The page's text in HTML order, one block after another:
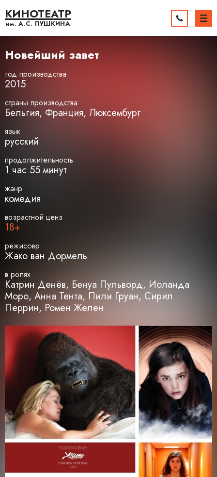
КИНОТЕАТР
им. А.С. ПУШКИНА
Новейший завет
год производства
2015
страны производства
Бельгия, Франция, Люксембург
язык
русский
продолжительность
1 час 55 минут
жанр
комедия
возрастной ценз
18+
режиссер
Жако ван Дормель
в ролях
Катрин Денёв, Бенуа Пульворд, Иоланда
Моро, Анна Тента, Пили Груан, Сирил
Перрин, Ромен Желен